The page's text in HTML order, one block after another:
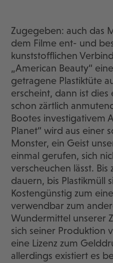
Zugegeben: auch das
dem Filme ent- und
kunststofflichen
„American Beauty“
getragene Plastiktüte
erscheint, dann ist dies
schon zärtlich
Bootes investigativem
Planet“ wird aus einer
Monster, ein Geist
einmal gerufen, sich
verscheuchen lässt. Bis
dauern, bis Plastikmüll
Kostengünstig zum
verwendbar zum
Wundermittel unserer
sich seiner Produktion
eine Lizenz zum
allerdings existiert es